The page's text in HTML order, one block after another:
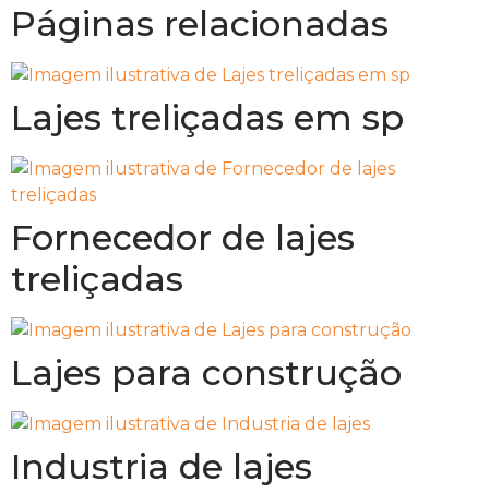
Páginas relacionadas
Lajes treliçadas em sp
Fornecedor de lajes
treliçadas
Lajes para construção
Industria de lajes